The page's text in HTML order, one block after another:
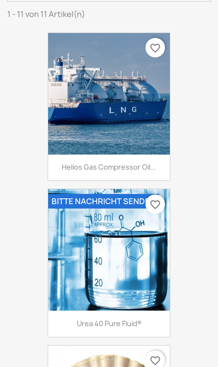
1 - 11 von 11 Artikel(n)
Helios Gas Compressor Oil...
favorite_border
Urea 40 Pure Fluid®
BITTE NACHRICHT SENDENfavorite_border
favorite_border